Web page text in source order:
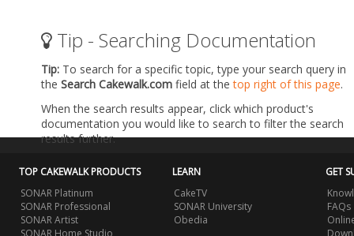
Tip - Searching Documentation
Tip: To search for a specific topic, type your search query in
the Search Cakewalk.com field at thetop right of this page.
When the search results appear, click which product's
documentation you would like to search to filter the search
results further.
TOP CAKEWALK PRODUCTS
SONAR Platinum
SONAR Professional
SONAR Artist
SONAR Home Studio
LEARN
CakeTV
SONAR University
Obedia
GET
FAQs